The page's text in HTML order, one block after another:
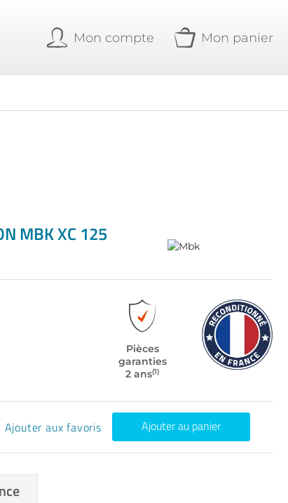
Mon compte Mon panier
MBK XC 125
Pièces
garanties
2 ans(1)
Ajouter aux favoris Ajouter au panier